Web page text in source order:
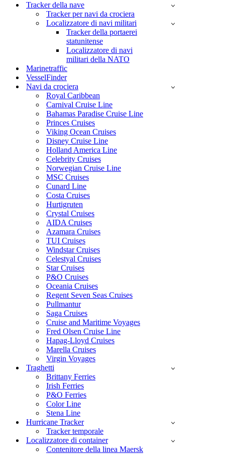
navigazioneTracker della nave
Tracker per navi da crociera
Localizzatore di navi militari
Tracker della portaerei
statunitense
Localizzatore di navi
militari della NATO
Marinetraffic
VesselFinder
Navi da crociera
Royal Caribbean
Carnival Cruise Line
Bahamas Paradise Cruise Line
Princes Cruises
Viking Ocean Cruises
Disney Cruise Line
Holland America Line
Celebrity Cruises
Norwegian Cruise Line
MSC Cruises
Cunard Line
Costa Cruises
Hurtigruten
Crystal Cruises
AIDA Cruises
Azamara Cruises
TUI Cruises
Windstar Cruises
Celestyal Cruises
Star Cruises
P&O Cruises
Oceania Cruises
Regent Seven Seas Cruises
Pullmantur
Saga Cruises
Cruise and Maritime Voyages
Fred Olsen Cruise Line
Hapag-Lloyd Cruises
Marella Cruises
Virgin Voyages
Traghetti
Brittany Ferries
Irish Ferries
P&O Ferries
Color Line
Stena Line
Hurricane Tracker
Tracker temporale
Localizzatore di container
Contenitore della linea Maersk